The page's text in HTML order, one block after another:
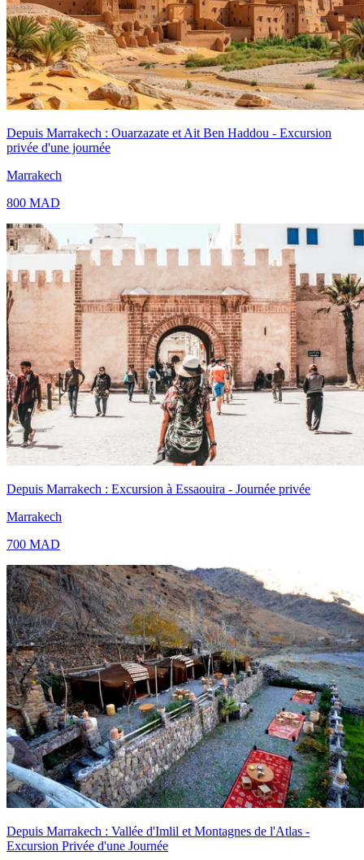
Depuis Marrakech : Ouarzazate et Ait Ben Haddou - Excursion
privée d'une journée
Marrakech
800 MAD
Depuis Marrakech : Excursion à Essaouira - Journée privée
Marrakech
700 MAD
Depuis Marrakech : Vallée d'Imlil et Montagnes de l'Atlas -
Excursion Privée d'une Journée